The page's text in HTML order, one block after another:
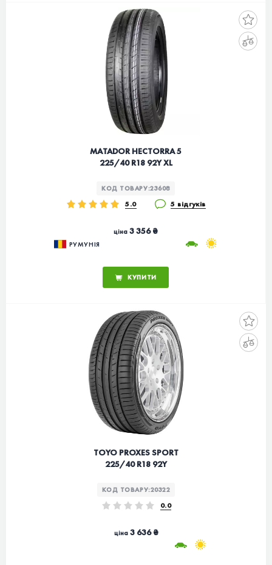
MATADOR HECTORRA 5
225/40 R18 92Y XL
КОД ТОВАРУ:23608
5.0 5 відгуків
ціна 3 356 ₴
РУМУНІЯ
КУПИТИ
TOYO PROXES SPORT
225/40 R18 92Y
КОД ТОВАРУ:20322
0.0
ціна3 636 ₴